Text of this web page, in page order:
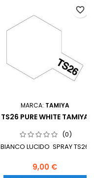
MARCA: TAMIYA
TS26 PURE WHITE TAMIYA
(0)
BIANCO LUCIDO SPRAY TS26
9,00 €
favorite_border